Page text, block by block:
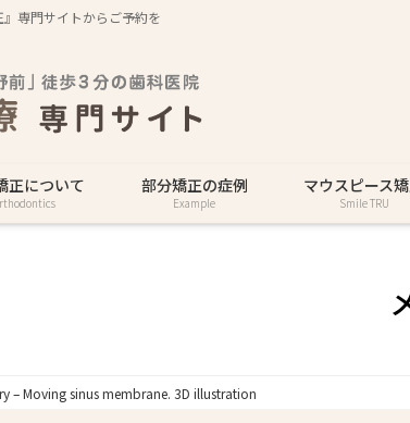
専門サイトからご予約を
正について 部分矯正の症例
Example
マウスピース
Smile TRU
– Moving sinus membrane. 3D illustration